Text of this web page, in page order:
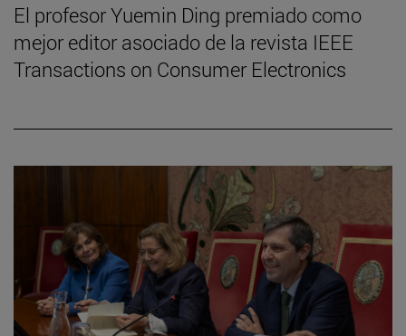
El profesor Yuemin Ding premiado como
mejor editor asociado de la revista IEEE
Transactions on Consumer Electronics